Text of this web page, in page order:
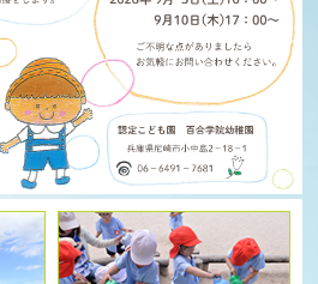
百合学院幼稚園の1日
認定こども園 百合学院幼稚園の
保育理念